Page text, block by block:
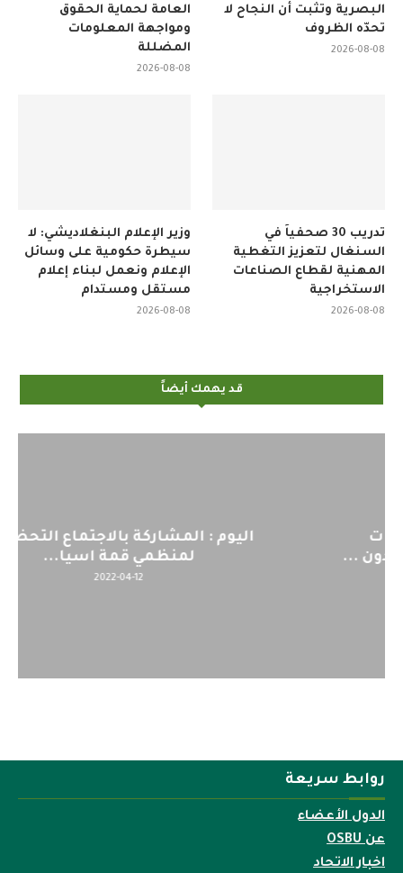
العامة لحماية الحقوق
ومواجهة المعلومات
المضللة
2026-08-08
البصرية وتثبت أن النجاح لا
تحدّه الظروف
2026-08-08
وزير الإعلام البنغلاديشي: لا
سيطرة حكومية على وسائل
الإعلام ونعمل لبناء إعلام
مستقل ومستدام
2026-08-08
تدريب 30 صحفياً في
السنغال لتعزيز التغطية
المهنية لقطاع الصناعات
الاستخراجية
2026-08-08
قد يهمك أيضاً
اليوم : المشاركة بالاجتماع التحضيري
لمنظمي قمة اسيا...
روابط سريعة
الدول الأعضاء
عن OSBU
اخبار الاتحاد